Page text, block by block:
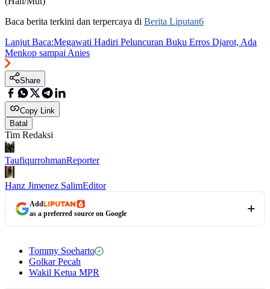
Baca berita terkini dan terpercaya di Berita Liputan6
Lanjut Baca:Megawati Hadiri Peluncuran Buku Erros Djarot, Ada
Menkop sampai Anies
Share
Copy Link
Batal
Tim Redaksi
TaufiqurrohmanReporter
Hanz Jimenez SalimEditor
Add
as a preferred source on Google
Tommy Soeharto
Golkar Pecah
Wakil Ketua MPR